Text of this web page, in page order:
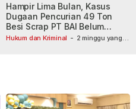
Hukum dan Kriminal - 2 minggu yang
Hampir Lima Bulan, Kasus
Dugaan Pencurian 49 Ton
Besi Scrap PT BAI Belum
Tetapkan Tersangka